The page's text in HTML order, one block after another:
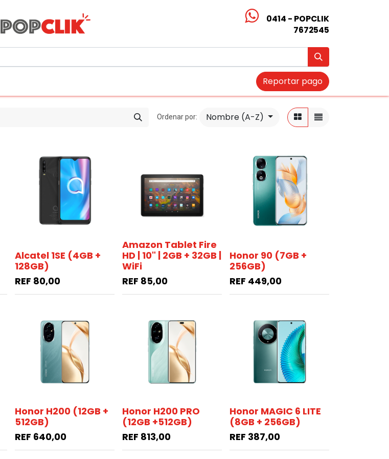
0414 - POPCLIK
7672545
Reportar pago
Ordenar por: Nombre (A-Z)
Alcatel 1SE (4GB +
128GB)
REF 80,00
Amazon Tablet Fire
HD | 10" | 2GB + 32GB |
WiFi
REF 85,00
Honor 90 (7GB +
256GB)
REF 449,00
Honor H200 (12GB +
512GB)
REF 640,00
Honor H200 PRO
(12GB +512GB)
REF 813,00
Honor MAGIC 6 LITE
(8GB + 256GB)
REF 387,00